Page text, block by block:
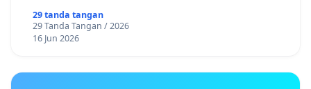
29 tanda tangan
29 Tanda Tangan / 2026
16 Jun 2026